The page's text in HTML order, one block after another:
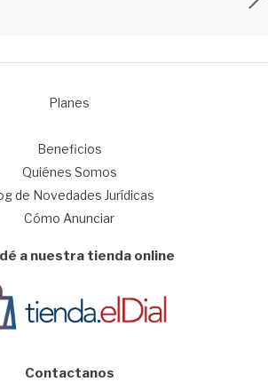
Planes
Beneficios
Quiénes Somos
de Novedades Jurídicas
Cómo Anunciar
a nuestra tienda online
Contactanos